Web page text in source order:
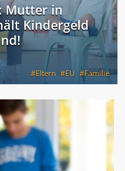
Mutter in
Kindergeld
Eltern
EU Familie